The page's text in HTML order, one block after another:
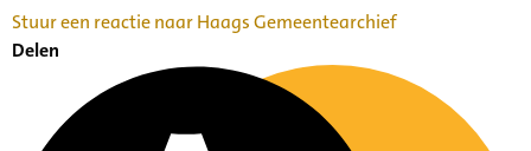
Stuur een reactie naar Haags Gemeentearchief
Delen